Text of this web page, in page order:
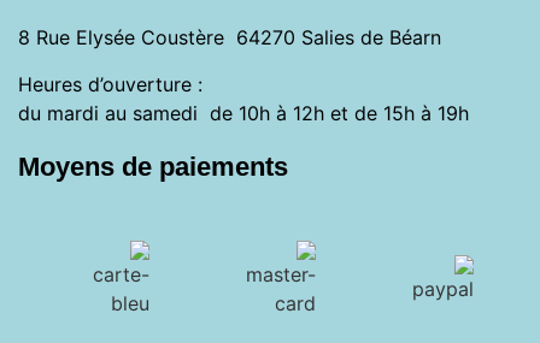
8 Rue Elysée Coustère 64270 Salies de Béarn
Heures d’ouverture :
du mardi au samedi de 10h à 12h et de 15h à 19h
Moyens de paiements